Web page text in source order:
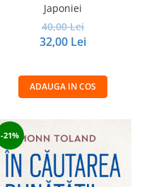
Japoniei
40,00 Lei
32,00 Lei
ADAUGA IN COS
-21%